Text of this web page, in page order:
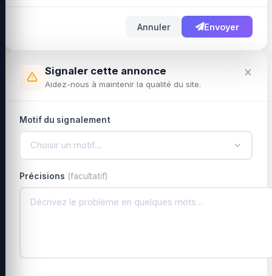
Annuler Envoyer
Signaler cette annonce
Aidez-nous à maintenir la qualité du site.
×
Motif du signalement
Choisir un motif…
Précisions (facultatif)